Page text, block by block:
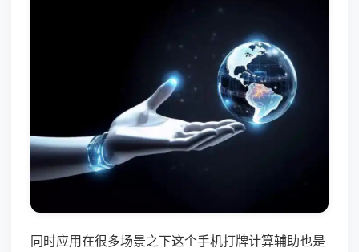
同时应用在很多场景之下这个手机打牌计算辅助也是